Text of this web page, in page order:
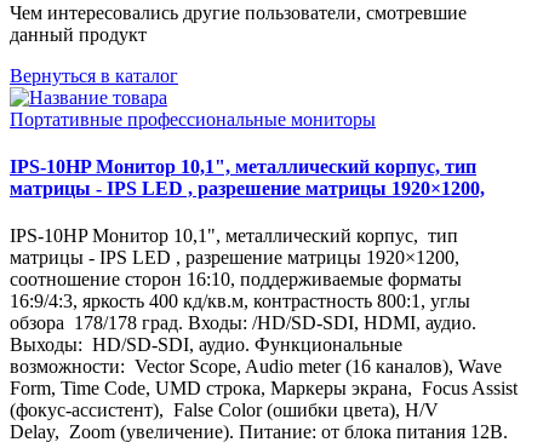
Чем интересовались другие пользователи, смотревшие
данный продукт
Вернуться в каталог
Портативные профессиональные мониторы
IPS-10HP Монитор 10,1", металлический корпус, тип
матрицы - IPS LED , разрешение матрицы 1920×1200,
IPS-10HP Монитор 10,1", металлический корпус, тип
матрицы - IPS LED , разрешение матрицы 1920×1200,
соотношение сторон 16:10, поддерживаемые форматы
16:9/4:3, яркость 400 кд/кв.м, контрастность 800:1, углы
обзора 178/178 град. Входы: /HD/SD-SDI, HDMI, аудио.
Выходы: HD/SD-SDI, аудио. Функциональные
возможности: Vector Scope, Audio meter (16 каналов), Wave
Form, Time Code, UMD строка, Маркеры экрана, Focus Assist
(фокус-ассистент), False Color (ошибки цвета), H/V
Delay, Zoom (увеличение). Питание: от блока питания 12В.